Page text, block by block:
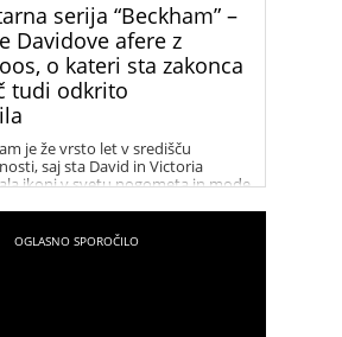
serija “Beckham” –
Davidove afere z
o kateri sta zakonca
tudi odkrito
je že vrsto let v središču
saj sta David in Victoria
ikoni v svetu nogometa in mode.
pogosteje zajeli tudi dogodki iz